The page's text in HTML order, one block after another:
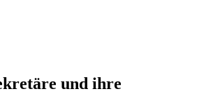
und ihre